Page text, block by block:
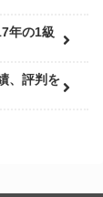
年の1級
、評判を